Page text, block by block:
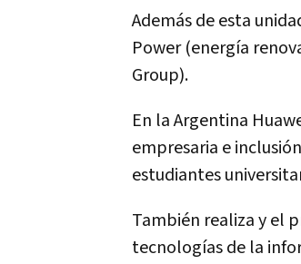
Además de esta
Power (energía
Group).
En la Argentina
empresaria e
estudiantes
También realiza y el
tecnologías de la